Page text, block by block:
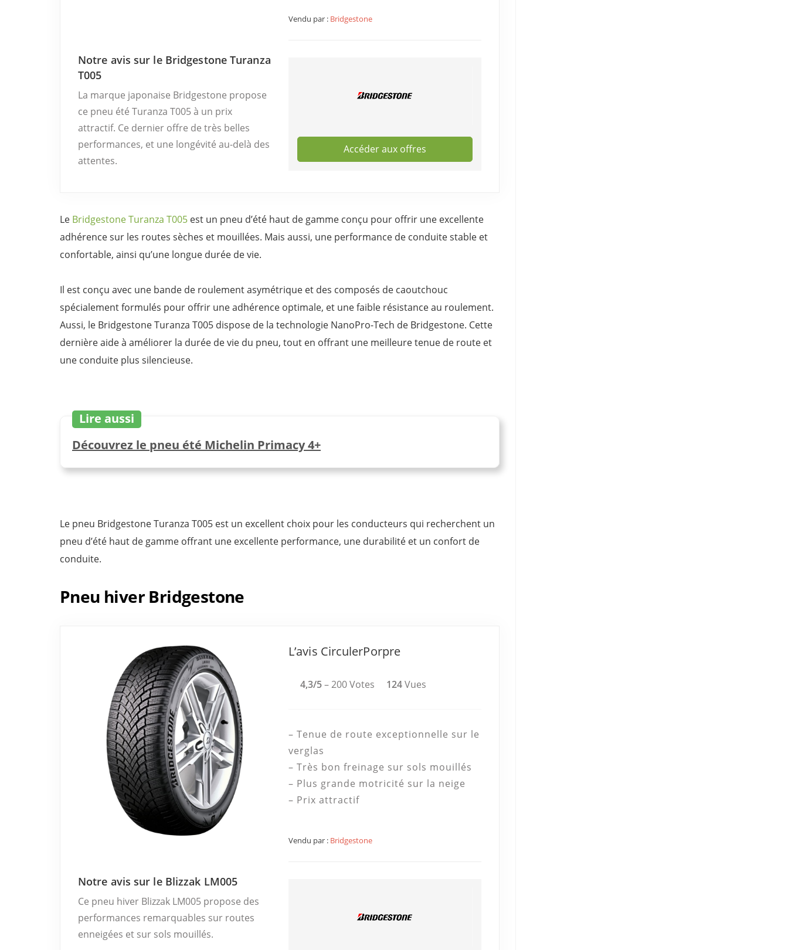
Vendu par : Bridgestone
Notre avis sur le Bridgestone Turanza
T005
La marque japonaise Bridgestone propose
ce pneu été Turanza T005 à un prix
attractif. Ce dernier offre de très belles
performances, et une longévité au-delà des
attentes.
Accéder aux offres
Le Bridgestone Turanza T005 est un pneu d’été haut de gamme conçu pour offrir une excellente
adhérence sur les routes sèches et mouillées. Mais aussi, une performance de conduite stable et
confortable, ainsi qu’une longue durée de vie.
Il est conçu avec une bande de roulement asymétrique et des composés de caoutchouc
spécialement formulés pour offrir une adhérence optimale, et une faible résistance au roulement.
Aussi, le Bridgestone Turanza T005 dispose de la technologie NanoPro-Tech de Bridgestone. Cette
dernière aide à améliorer la durée de vie du pneu, tout en offrant une meilleure tenue de route et
une conduite plus silencieuse.
Lire aussi
Découvrez le pneu été Michelin Primacy 4+
Le pneu Bridgestone Turanza T005 est un excellent choix pour les conducteurs qui recherchent un
pneu d’été haut de gamme offrant une excellente performance, une durabilité et un confort de
conduite.
Pneu hiver Bridgestone
L’avis CirculerPorpre
4,3/5– 200 Votes 124Vues
– Tenue de route exceptionnelle sur le
verglas
– Très bon freinage sur sols mouillés
– Plus grande motricité sur la neige
– Prix attractif
Vendu par : Bridgestone
Notre avis sur le Blizzak LM005
Ce pneu hiver Blizzak LM005 propose des
performances remarquables sur routes
enneigées et sur sols mouillés.